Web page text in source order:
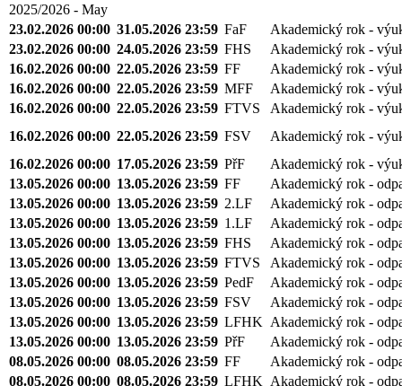
2025/2026 - May
23.02.2026 00:00 31.05.2026 23:59 FaF
Akademický rok -
23.02.2026 00:00 24.05.2026 23:59 FHS
Akademický rok -
16.02.2026 00:00 22.05.2026 23:59 FF
Akademický rok -
16.02.2026 00:00 22.05.2026 23:59 MFF
Akademický rok -
16.02.2026 00:00 22.05.2026 23:59 FTVS
Akademický rok -
16.02.2026 00:00 22.05.2026 23:59 FSV
Akademický rok -
16.02.2026 00:00 17.05.2026 23:59 PřF
Akademický rok -
13.05.2026 00:00 13.05.2026 23:59 FF
Akademický rok -
13.05.2026 00:00 13.05.2026 23:59 2.LF
Akademický rok -
13.05.2026 00:00 13.05.2026 23:59 1.LF
Akademický rok -
13.05.2026 00:00 13.05.2026 23:59 FHS
Akademický rok -
13.05.2026 00:00 13.05.2026 23:59 FTVS
Akademický rok -
13.05.2026 00:00 13.05.2026 23:59 PedF
Akademický rok -
13.05.2026 00:00 13.05.2026 23:59 FSV
Akademický rok -
13.05.2026 00:00 13.05.2026 23:59 LFHK Akademický rok -
13.05.2026 00:00 13.05.2026 23:59 PřF
Akademický rok -
08.05.2026 00:00 08.05.2026 23:59 FF
Akademický rok -
08.05.2026 00:00 08.05.2026 23:59 LFHK Akademický rok -